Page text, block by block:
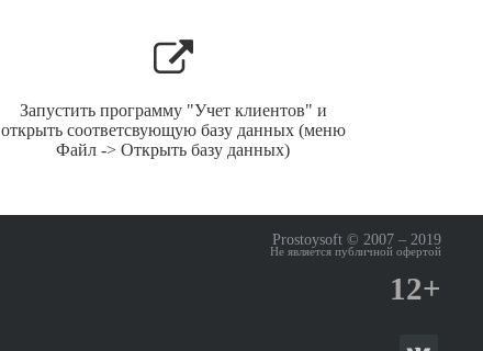
Запустить программу "Учет клиентов" и
открыть соответсвующую базу данных (меню
Файл -> Открыть базу данных)
Prostoysoft © 2007 – 2019
Не является публичной офертой
12+